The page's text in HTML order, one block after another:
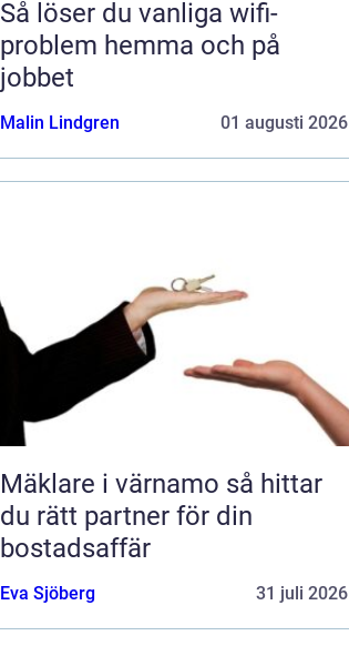
Så löser du vanliga wifi-
problem hemma och på
jobbet
Malin Lindgren 01 augusti 2026
Mäklare i värnamo så hittar
du rätt partner för din
bostadsaffär
Eva Sjöberg 31 juli 2026